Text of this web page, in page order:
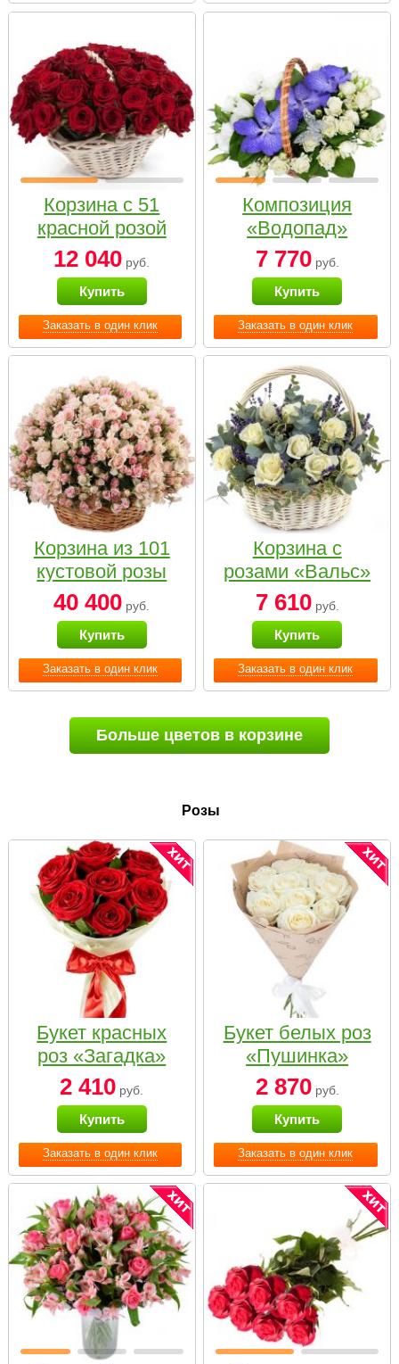
Заказать в один клик
Корзина с 51
красной розой
12 040 руб.
Купить
Заказать в один клик
Композиция
«Водопад»
7 770руб.
Купить
Заказать в один клик
Корзина из 101
кустовой розы
нежных тонов
40 400 руб.
Купить
Заказать в один клик
Корзина с
розами «Вальс»
7 610руб.
Купить
Больше цветов в корзине
Розы
Заказать в один клик
Букет красных
роз «Загадка»
2 410 руб.
Купить
Заказать в один клик
Букет белых роз
«Пушинка»
2 870руб.
Купить